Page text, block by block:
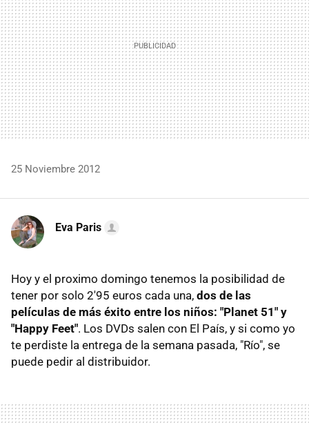
25 Noviembre 2012
Eva Paris
Hoy y el proximo domingo tenemos la posibilidad de
tener por solo 2'95 euros cada una, dos de las
películas de más éxito entre los niños: "Planet 51" y
"Happy Feet". Los DVDs salen con El País, y si como yo
te perdiste la entrega de la semana pasada, "Río", se
puede pedir al distribuidor.